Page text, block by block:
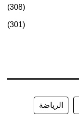
(308)
(301)
الرياضة